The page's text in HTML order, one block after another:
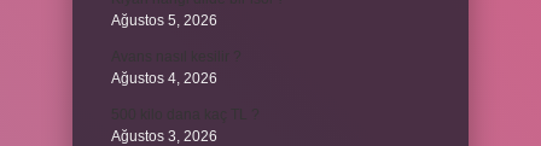
Ağustos 5, 2026
Ağustos 4, 2026
Ağustos 3, 2026